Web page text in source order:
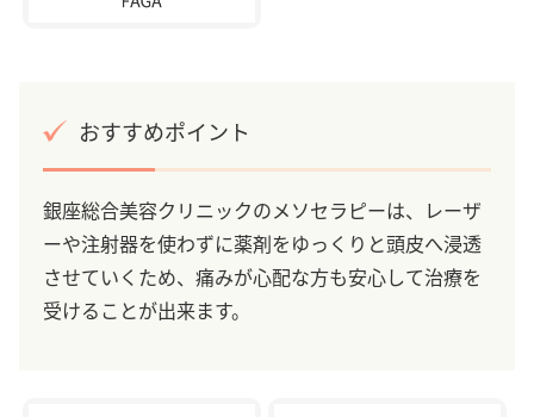
おすすめポイント
銀座総合美容クリニックのメソセラピーは、レーザ
ーや注射器を使わずに薬剤をゆっくりと頭皮へ浸透
させていくため、痛みが心配な方も安心して治療を
受けることが出来ます。